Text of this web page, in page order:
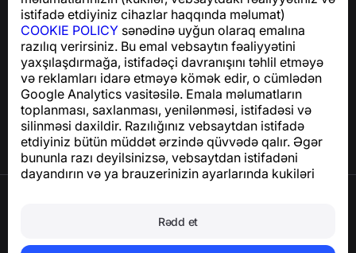
istifadə etdiyiniz cihazlar haqqında məlumat)
COOKIE POLICY sənədinə uyğun olaraq emalına
razılıq verirsiniz. Bu emal vebsaytın fəaliyyətini
yaxşılaşdırmağa, istifadəçi davranışını təhlil etməyə
və reklamları idarə etməyə kömək edir, o cümlədən
Google Analytics vasitəsilə. Emala məlumatların
toplanması, saxlanması, yenilənməsi, istifadəsi və
silinməsi daxildir. Razılığınız vebsaytdan istifadə
etdiyiniz bütün müddət ərzində qüvvədə qalır. Əgər
bununla razı deyilsinizsə, vebsaytdan istifadəni
dayandırın və ya brauzerinizin ayarlarında kukiləri
Rədd et
Yardım Mərkəzi
Xəbərlər və Məqalələr
Layihə haqqında
Əlaqə